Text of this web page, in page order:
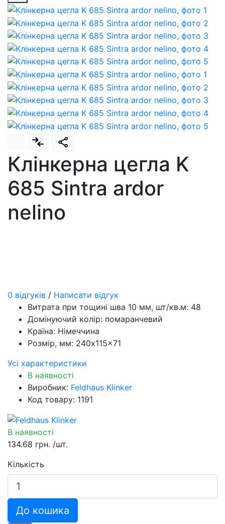
Клінкерна цегла K
685 Sintra ardor
nelino
0 відгуків / Написати відгук
Витрата при тощині шва 10 мм, шт/кв.м: 48
Домінуючий колір: помаранчевий
Країна: Німеччина
Розмір, мм: 240x115x71
Усі характеристики
В наявності
Виробник: Feldhaus Klinker
Код товару: 1191
В наявності
134.68 грн. /шт.
Кількість
До кошика